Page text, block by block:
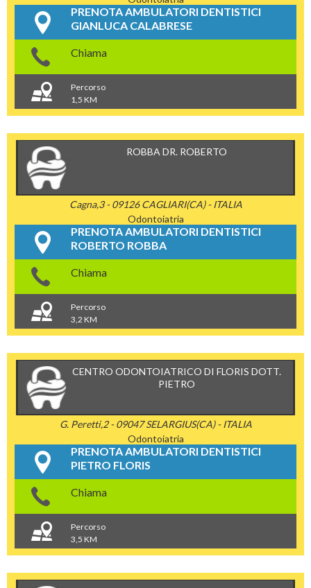
PRENOTA AMBULATORI DENTISTICI
GIANLUCA CALABRESE
Chiama
Percorso
1,5 KM
ROBBA DR. ROBERTO
Cagna,3 - 09126 CAGLIARI(CA) - ITALIA
Odontoiatria
PRENOTA AMBULATORI DENTISTICI
ROBERTO ROBBA
Chiama
Percorso
3,2 KM
CENTRO ODONTOIATRICO DI FLORIS DOTT.
PIETRO
G. Peretti,2 - 09047 SELARGIUS(CA) - ITALIA
Odontoiatria
PRENOTA AMBULATORI DENTISTICI
PIETRO FLORIS
Chiama
Percorso
3,5 KM